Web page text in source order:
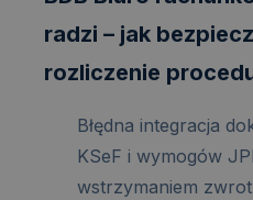
radzi – jak
rozliczenie
Błędna integracja
KSeF i wymogów
wstrzymaniem